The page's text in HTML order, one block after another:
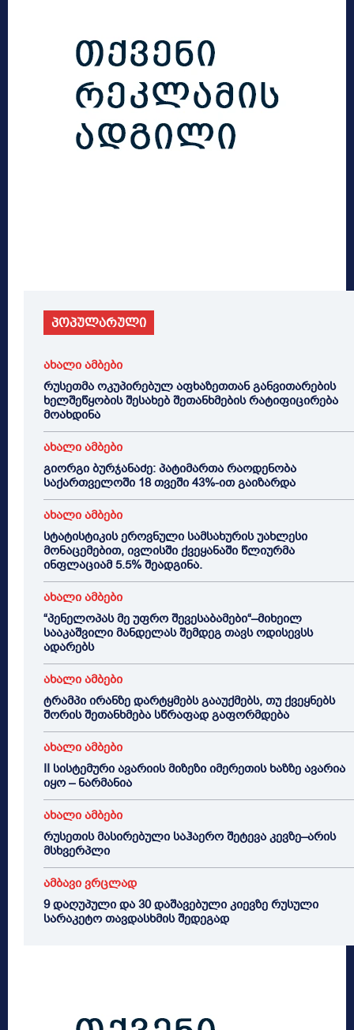
პოპულარული
ახალი ამბები
რუსეთმა ოკუპირებულ აფხაზეთთან განვითარების
ხელშეწყობის შესახებ შეთანხმების რატიფიცირება
მოახდინა
ახალი ამბები
გიორგი ბურჯანაძე: პატიმართა რაოდენობა
საქართველოში 18 თვეში 43%-ით გაიზარდა
ახალი ამბები
სტატისტიკის ეროვნული სამსახურის უახლესი
მონაცემებით, ივლისში ქვეყანაში წლიურმა
ინფლაციამ 5.5% შეადგინა.
ახალი ამბები
“პენელოპას მე უფრო შევესაბამები“–მიხეილ
სააკაშვილი მანდელას შემდეგ თავს ოდისევსს
ადარებს
ახალი ამბები
ტრამპი ირანზე დარტყმებს გააუქმებს, თუ ქვეყნებს
შორის შეთანხმება სწრაფად გაფორმდება
ახალი ამბები
II სისტემური ავარიის მიზეზი იმერეთის ხაზზე ავარია
იყო – ნარმანია
ახალი ამბები
რუსეთის მასირებული საჰაერო შეტევა კევზე–არის
მსხვერპლი
ამბავი ვრცლად
9 დაღუპული და 30 დაშავებული კიევზე რუსული
სარაკეტო თავდასხმის შედეგად